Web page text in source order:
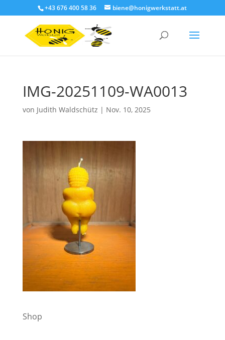
+43 676 400 58 36 biene@honigwerkstatt.at
IMG-20251109-WA0013
von Judith Waldschütz | Nov. 10, 2025
Shop